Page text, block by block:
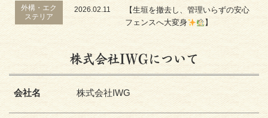
外構・エク
ステリア
2026.02.11
【生垣を撤去し、管理いらずの安心
フェンスへ大変身
】
株式会社IWGについて
会社名 株式会社IWG